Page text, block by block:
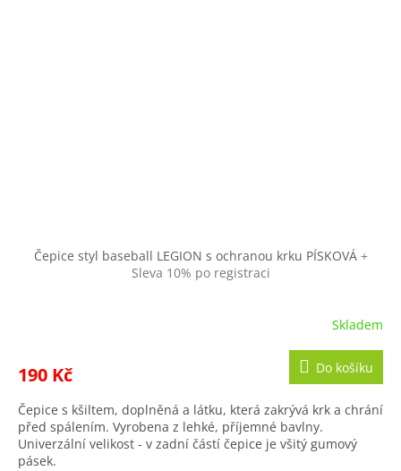
Čepice styl baseball LEGION s ochranou krku PÍSKOVÁ +
Sleva 10% po registraci
Skladem
190 Kč Do košíku
Čepice s kšiltem, doplněná a látku, která zakrývá krk a chrání
před spálením. Vyrobena z lehké, příjemné bavlny.
Univerzální velikost - v zadní částí čepice je všitý gumový
pásek.